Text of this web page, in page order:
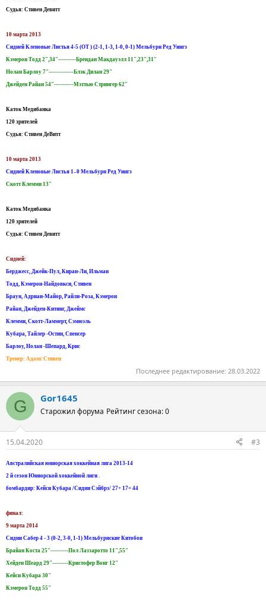
Судья: Стивен Девитт
10 марта 2013
Сидней Кленовые Листья 4-5 (OT ) (2-1, 1-3, 1-0, 0-1) Мельбурн Ред Уингз
Кэмерон Тодд 2",34"----------Брендан Макдауэлл 11",23",31"
Нолан Барлоу 7"--------------Блэк Дилан 29"
Джейден Райан 54"-----------Мэттью Стрингер 62"
Каток Медибанка
120 зрителей
Судья: Стивен ДеВитт
10 марта 2013
Сидней Кленовые Листья 1–0 Мельбурн Ред Уингз
Скотт Клемми 13"
Каток Медибанка
120 зрителей
Судья: Стивен Девитт
Сидней:
Берджесс, Джейк-Пул, Киран-Ли, Ильман
Тодд, Кэмерон-Найдовкси, Стивен
Браун, Адриан-Майор, Райли-Роза, Кэмерон
Райан, Джейден-Китинг, Джеймс
Клемми, Скотт-Ламмерт, Сэмюэль
Кубара, Тайлер -Остин, Спенсер
Барлоу, Нолан -Шепард, Крис
Тренер: Адамс Стивен
Последнее редактирование: 28.03.2022
G Gor1645
Старожил форума Рейтинг сезона: 0
15.04.2020 #3
Австралийская юниорская хоккейная лига 2013-14
2 й сезон Юниорской хоккейной лиги .
бомбардир: Кейси Кубара /Сидни Сэйбрз/ 27+ 17= 44
финал:
9 марта 2014
Сидни Сабер 4 - 3 (0-2, 3-0, 1-1) Мельбурнские Китобои
Брайан Коста 25"----------Пол Лаззаротто 11",55"
Хейден Шеард 29"---------Кристофер Вонг 12"
Кейси Кубара 30"
Кэмерон Тодд 55"